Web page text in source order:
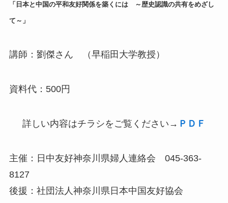
「日本と中国の平和友好関係を築くには ～歴史認識の共有をめざし
て～」
講師：劉傑さん （早稲田大学教授）
資料代：500円
詳しい内容はチラシをご覧ください→ ＰＤＦ
主催：日中友好神奈川県婦人連絡会 045-363-
8127
後援：社団法人神奈川県日本中国友好協会